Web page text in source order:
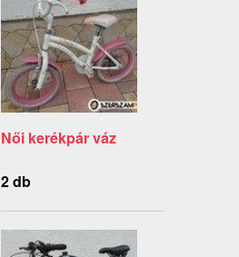
Női kerékpár váz
2 db